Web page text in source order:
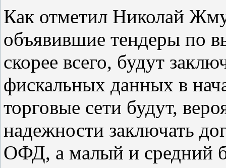
Как отметил Николай
объявившие тендеры по
скорее всего, будут
фискальных данных в
торговые сети будут,
надежности заключать
ОФД, а малый и средний